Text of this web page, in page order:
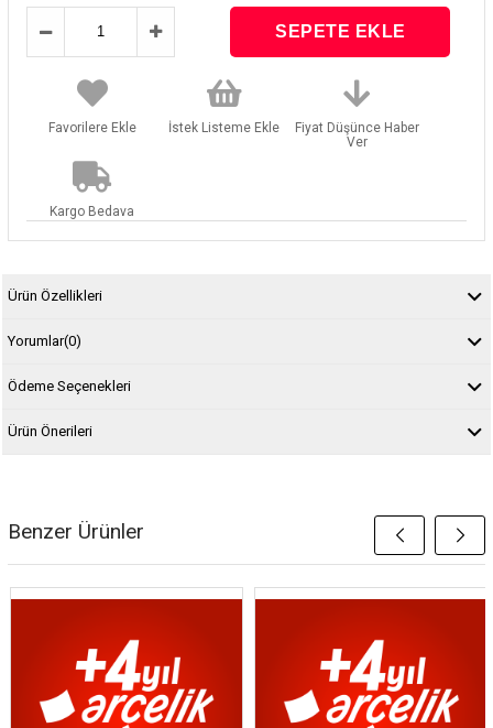
Favorilere Ekle İstek Listeme Ekle
Fiyat Düşünce Haber
Ver
Kargo Bedava
Ürün Özellikleri
Yorumlar(0)
Ödeme Seçenekleri
Ürün Önerileri
Benzer Ürünler